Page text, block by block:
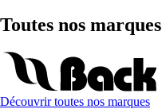
Toutes nos marques
Découvrir toutes nos marques